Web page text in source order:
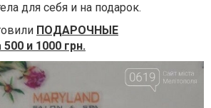
для себя и на подарок.
ПОДАРОЧНЫЕ
500 и 1000 грн.